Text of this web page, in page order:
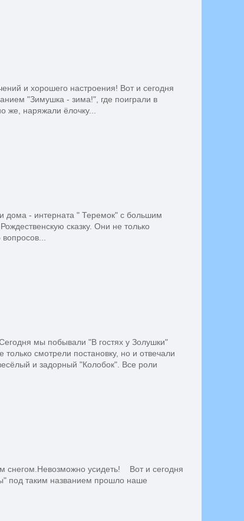
и хорошего настроения! Вот и сегодня
"Зимушка - зима!", где поиграли в
же, наряжали ёлочку...
дома - интерната " Теремок" с большим
сказку. Они не только
мы побывали "В гостях у Золушки"
только смотрели постановку, но и отвечали
и задорный "Колобок". Все роли
снегом.Невозможно усидеть! Вот и сегодня
под таким названием прошло наше